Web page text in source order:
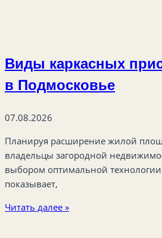
Виды каркасных
в Подмосковье
07.08.2026
Планируя расширение жилой
владельцы загородной
выбором оптимальной
показывает,
Читать далее »